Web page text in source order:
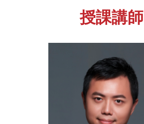
授課講師